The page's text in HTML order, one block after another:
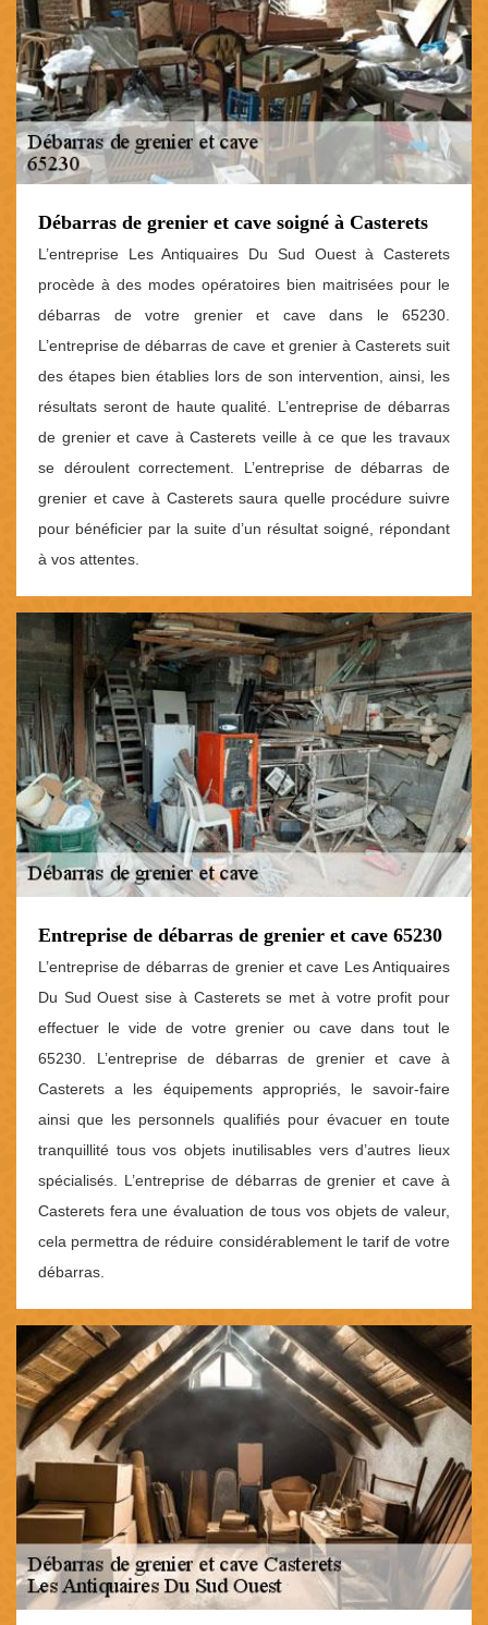
Débarras de grenier et cave soigné à Casterets
L’entreprise Les Antiquaires Du Sud Ouest à Casterets
procède à des modes opératoires bien maitrisées pour le
débarras de votre grenier et cave dans le 65230.
L’entreprise de débarras de cave et grenier à Casterets suit
des étapes bien établies lors de son intervention, ainsi, les
résultats seront de haute qualité. L’entreprise de débarras
de grenier et cave à Casterets veille à ce que les travaux
se déroulent correctement. L’entreprise de débarras de
grenier et cave à Casterets saura quelle procédure suivre
pour bénéficier par la suite d’un résultat soigné, répondant
à vos attentes.
Entreprise de débarras de grenier et cave 65230
L’entreprise de débarras de grenier et cave Les Antiquaires
Du Sud Ouest sise à Casterets se met à votre profit pour
effectuer le vide de votre grenier ou cave dans tout le
65230. L’entreprise de débarras de grenier et cave à
Casterets a les équipements appropriés, le savoir-faire
ainsi que les personnels qualifiés pour évacuer en toute
tranquillité tous vos objets inutilisables vers d’autres lieux
spécialisés. L’entreprise de débarras de grenier et cave à
Casterets fera une évaluation de tous vos objets de valeur,
cela permettra de réduire considérablement le tarif de votre
débarras.